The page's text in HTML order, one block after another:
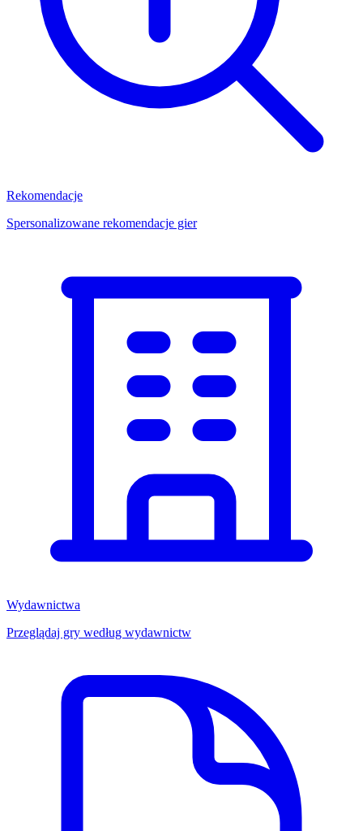
Rekomendacje
Spersonalizowane rekomendacje gier
Wydawnictwa
Przeglądaj gry według wydawnictw